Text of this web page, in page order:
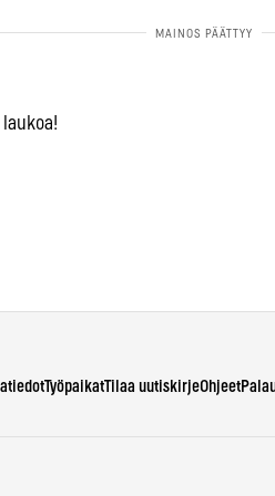
TyöpaikatTilaa uutiskirjeOhjeet